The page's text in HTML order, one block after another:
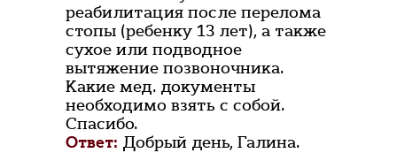
реабилитация после перелома
стопы (ребенку 13 лет), а также
сухое или подводное
вытяжение позвоночника.
Какие мед. документы
необходимо взять с собой.
Спасибо.
Ответ: Добрый день, Галина.